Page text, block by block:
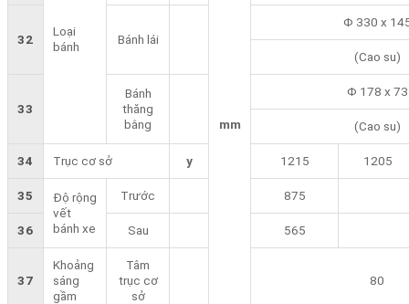
Loại
bánh
mm
32 Bánh lái
Φ 330 x
(Cao su)
33
Bánh
thăng
bằng
Φ 178 x 73
(Cao su)
34 Trục cơ sở y 1215 1205
35
Độ rộng
vết
bánh xe
Trước 875
36 Sau 565
37
Khoảng
sáng
gầm
Tâm
trục cơ
sở
80